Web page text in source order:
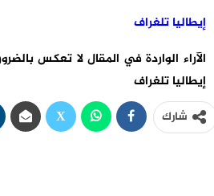
إيطاليا تلغراف
الآراء الواردة في المقال لا تعكس
إيطاليا تلغراف
شارك